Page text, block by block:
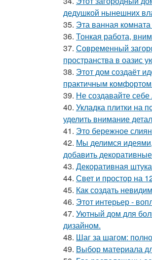
дедушкой нынешних
35. Эта ванная
36. Тонкая работа,
37. Современный
пространства в оазис
38. Этот дом создаёт
практичным
39. Не создавайте
40. Укладка плитки на
уделить внимание
41. Это бережное
42. Мы делимся идеями,
добавить
43. Декоративная
44. Свет и простор на
45. Как создать
46. Этот интерьер -
47. Уютный дом для
дизайном.
48. Шаг за шагом:
49. Выбор материала